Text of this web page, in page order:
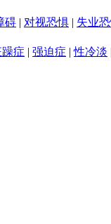
碍 | 对视恐惧 | 失业
症 | 强迫症 |性冷淡